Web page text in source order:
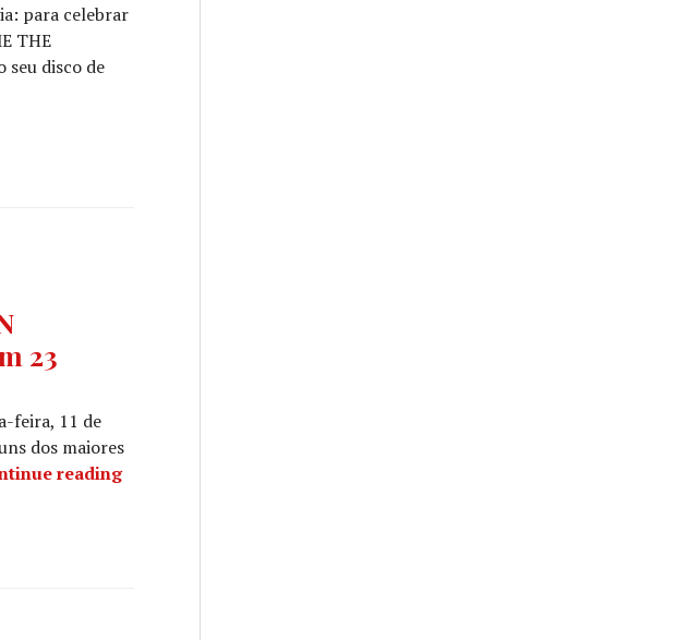
para celebrar
THE
seu disco de
Blessings» com uma regravação especial
23
feira, 11 de
dos maiores
readingBRING ME THE HORIZON anunciam novo álbum com 23 temas